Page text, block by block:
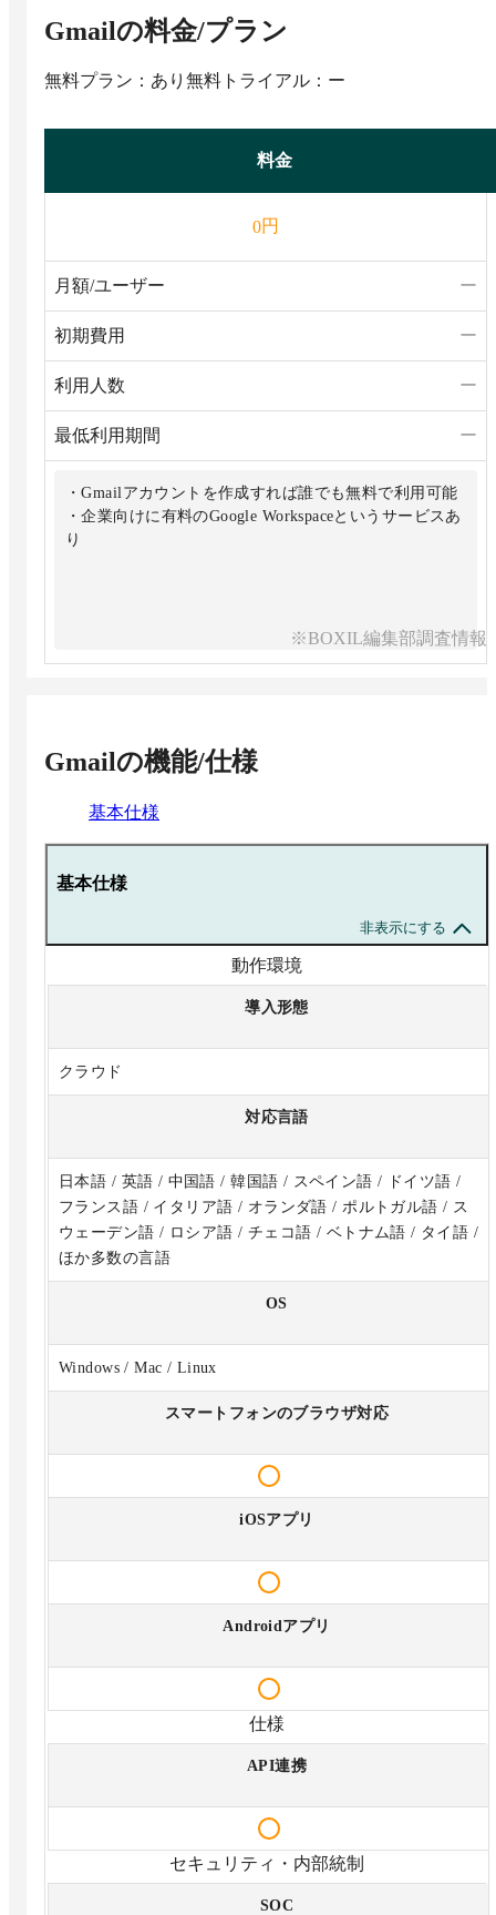
Gmailの料金/プラン
無料プラン：あり 無料トライアル：ー
料金
0円
月額/ユーザー ー
初期費用 ー
利用人数 ー
最低利用期間 ー
・Gmailアカウントを作成すれば誰でも無料で利用可能
・企業向けに有料のGoogle Workspaceというサービスあ
り
※BOXIL編集部調査情報
Gmailの機能/仕様
基本仕様
基本仕様
非表示にする
動作環境
導入形態
クラウド
対応言語
日本語 / 英語 / 中国語 / 韓国語 / スペイン語 / ドイツ語 /
フランス語 / イタリア語 / オランダ語 / ポルトガル語 / ス
ウェーデン語 / ロシア語 / チェコ語 / ベトナム語 / タイ語 /
ほか多数の言語
OS
Windows / Mac / Linux
スマートフォンのブラウザ対応
iOSアプリ
Androidアプリ
仕様
API連携
セキュリティ・内部統制
SOC